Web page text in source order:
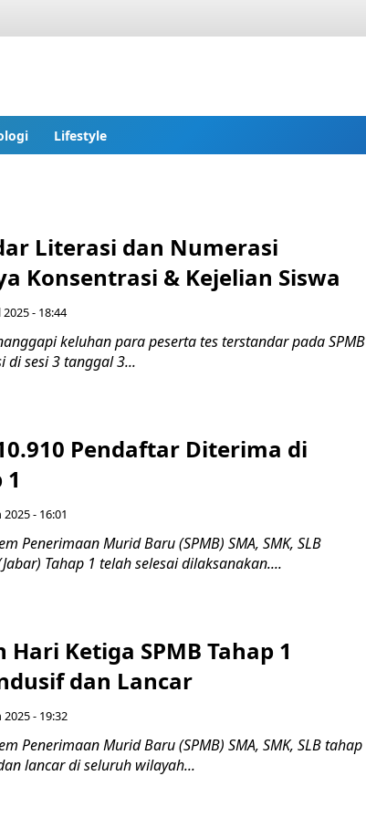
Lifestyle
Literasi dan Numerasi
Konsentrasi & Kejelian Siswa
- 18:44
keluhan para peserta tes terstandar pada SPMB
di sesi 3 tanggal 3...
Pendaftar Diterima di
- 16:01
Penerimaan Murid Baru (SPMB) SMA, SMK, SLB
Tahap 1 telah selesai dilaksanakan....
Ketiga SPMB Tahap 1
dan Lancar
2025 - 19:32
Penerimaan Murid Baru (SPMB) SMA, SMK, SLB tahap
lancar di seluruh wilayah...